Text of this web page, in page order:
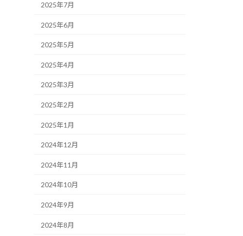
2025年7月
2025年6月
2025年5月
2025年4月
2025年3月
2025年2月
2025年1月
2024年12月
2024年11月
2024年10月
2024年9月
2024年8月